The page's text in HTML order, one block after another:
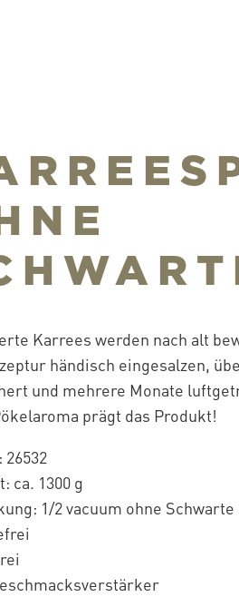
Karrees werden nach alt
händisch eingesalzen,
und mehrere Monate
prägt das Produkt!
ca. 1300 g
1/2 vacuum ohne Schwarte